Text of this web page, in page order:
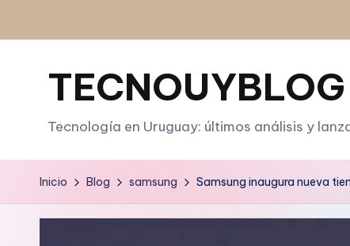
Saltar
TECNOUYBLOG
Tecnología en Uruguay: últimos análisis y
Inicio Blog samsung Samsung inaugura nueva